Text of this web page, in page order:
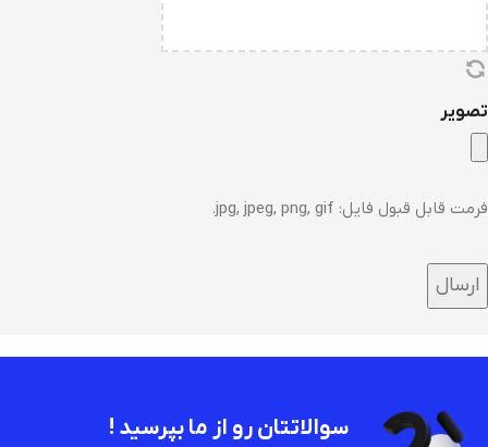
تصویر
فرمت قابل قبول فایل: jpg, jpeg, png, gif.
سوالاتتان رو از ما بپرسید !